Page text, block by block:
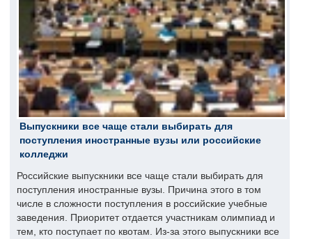
Выпускники все чаще стали выбирать для
поступления иностранные вузы или российские
колледжи
Российские выпускники все чаще стали выбирать для
поступления иностранные вузы. Причина этого в том
числе в сложности поступления в российские учебные
заведения. Приоритет отдается участникам олимпиад и
тем, кто поступает по квотам. Из-за этого выпускники все